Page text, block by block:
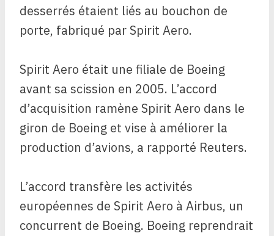
desserrés étaient liés au bouchon de
porte, fabriqué par Spirit Aero.
Spirit Aero était une filiale de Boeing
avant sa scission en 2005. L’accord
d’acquisition ramène Spirit Aero dans le
giron de Boeing et vise à améliorer la
production d’avions, a rapporté Reuters.
L’accord transfère les activités
européennes de Spirit Aero à Airbus, un
concurrent de Boeing. Boeing reprendrait